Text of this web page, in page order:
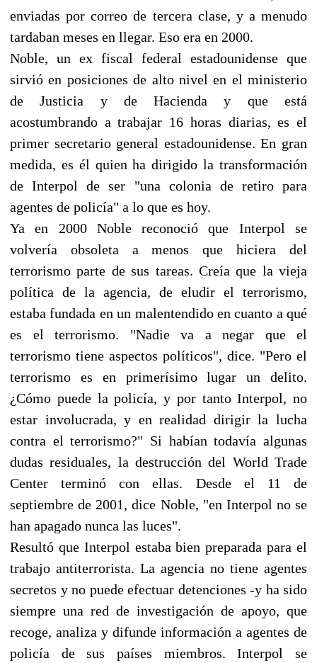
enviadas por correo de tercera clase, y a menudo
tardaban meses en llegar. Eso era en 2000.
Noble, un ex fiscal federal estadounidense que
sirvió en posiciones de alto nivel en el ministerio
de Justicia y de Hacienda y que está
acostumbrando a trabajar 16 horas diarias, es el
primer secretario general estadounidense. En gran
medida, es él quien ha dirigido la transformación
de Interpol de ser "una colonia de retiro para
agentes de policía" a lo que es hoy.
Ya en 2000 Noble reconoció que Interpol se
volvería obsoleta a menos que hiciera del
terrorismo parte de sus tareas. Creía que la vieja
política de la agencia, de eludir el terrorismo,
estaba fundada en un malentendido en cuanto a qué
es el terrorismo. "Nadie va a negar que el
terrorismo tiene aspectos políticos", dice. "Pero el
terrorismo es en primerísimo lugar un delito.
¿Cómo puede la policía, y por tanto Interpol, no
estar involucrada, y en realidad dirigir la lucha
contra el terrorismo?" Si habían todavía algunas
dudas residuales, la destrucción del World Trade
Center terminó con ellas. Desde el 11 de
septiembre de 2001, dice Noble, "en Interpol no se
han apagado nunca las luces".
Resultó que Interpol estaba bien preparada para el
trabajo antiterrorista. La agencia no tiene agentes
secretos y no puede efectuar detenciones -y ha sido
siempre una red de investigación de apoyo, que
recoge, analiza y difunde información a agentes de
policía de sus países miembros. Interpol se